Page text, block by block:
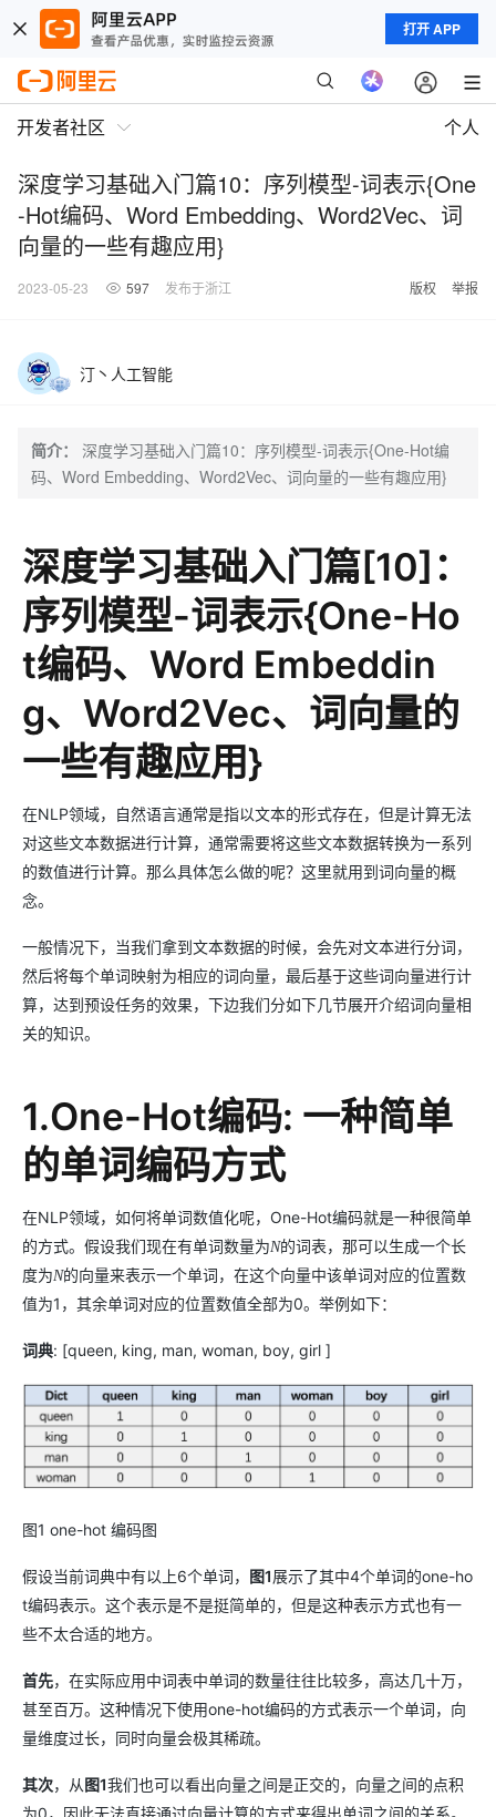
打开 APP
开发者社区 个人
深度学习基础入门篇10：序列模型-词表示{One
-Hot编码、Word Embedding、Word2Vec、词
向量的一些有趣应用}
2023-05-23 597 发布于浙江 版权 举报
汀丶人工智能
简介：
深度学习基础入门篇10：序列模型-词表示{One-Hot编
码、Word Embedding、Word2Vec、词向量的一些有趣应用}
深度学习基础入门篇[10]：
序列模型-词表示{One-Ho
t编码、Word Embeddin
g、Word2Vec、词向量的
一些有趣应用}
在NLP领域，自然语言通常是指以文本的形式存在，但是计算无法
对这些文本数据进行计算，通常需要将这些文本数据转换为一系列
的数值进行计算。那么具体怎么做的呢？这里就用到词向量的概
念。
一般情况下，当我们拿到文本数据的时候，会先对文本进行分词，
然后将每个单词映射为相应的词向量，最后基于这些词向量进行计
算，达到预设任务的效果，下边我们分如下几节展开介绍词向量相
关的知识。
1.One-Hot编码: 一种简单
的单词编码方式
在NLP领域，如何将单词数值化呢，One-Hot编码就是一种很简单
的方式。假设我们现在有单词数量为N的词表，那可以生成一个长
度为N的向量来表示一个单词，在这个向量中该单词对应的位置数
值为1，其余单词对应的位置数值全部为0。举例如下：
词典: [queen, king, man, woman, boy, girl ]
图1 one-hot 编码图
假设当前词典中有以上6个单词， 图1展示了其中4个单词的one-ho
t编码表示。这个表示是不是挺简单的，但是这种表示方式也有一
些不太合适的地方。
首先，在实际应用中词表中单词的数量往往比较多，高达几十万，
甚至百万。这种情况下使用one-hot编码的方式表示一个单词，向
量维度过长，同时向量会极其稀疏。
其次，从图1我们也可以看出向量之间是正交的，向量之间的点积
为0，因此无法直接通过向量计算的方式来得出单词之间的关系。